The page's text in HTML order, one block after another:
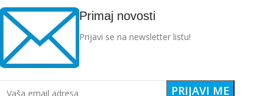
Primaj novosti
Prijavi se na newsletter listu!